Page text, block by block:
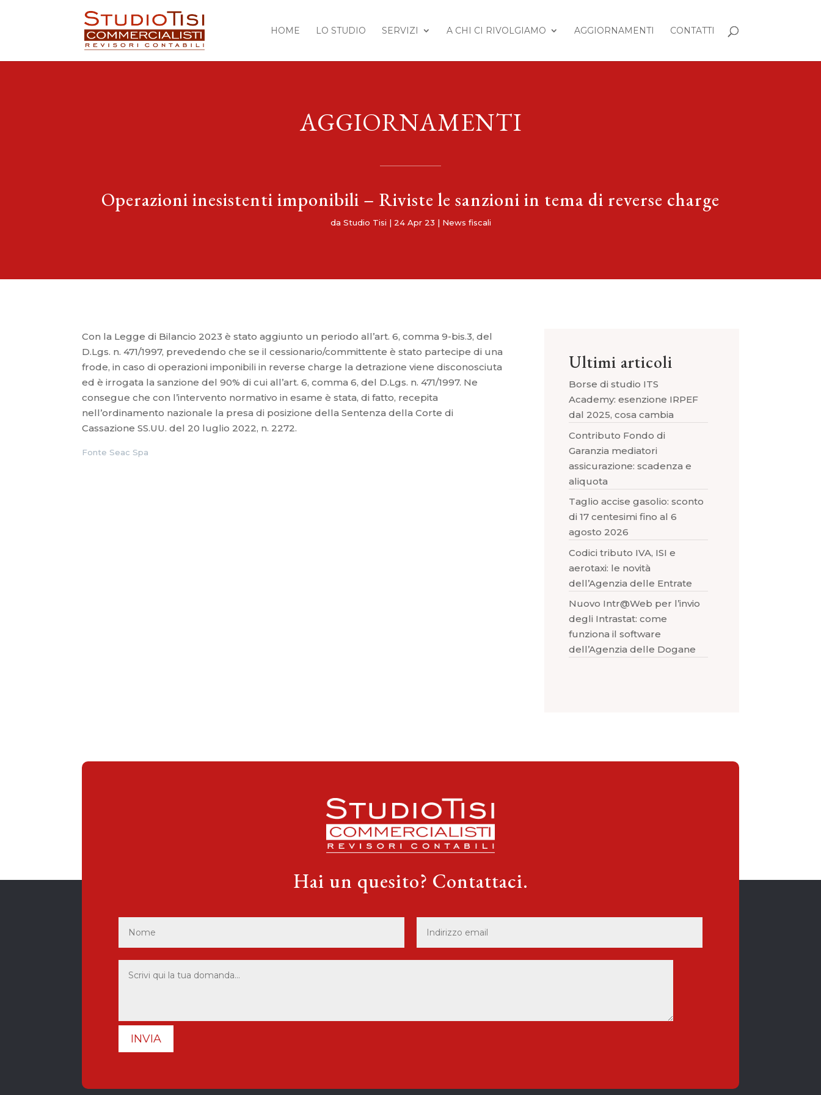
HOME LO STUDIO SERVIZI A CHI CI RIVOLGIAMO AGGIORNAMENTI CONTATTI
AGGIORNAMENTI
Operazioni inesistenti imponibili – Riviste le sanzioni in tema di reverse charge
da Studio Tisi | 24 Apr 23 | News fiscali
Con la Legge di Bilancio 2023 è stato aggiunto un periodo all’art. 6, comma 9-bis.3, del
D.Lgs. n. 471/1997, prevedendo che se il cessionario/committente è stato partecipe di una
frode, in caso di operazioni imponibili in reverse charge la detrazione viene disconosciuta
ed è irrogata la sanzione del 90% di cui all’art. 6, comma 6, del D.Lgs. n. 471/1997. Ne
consegue che con l’intervento normativo in esame è stata, di fatto, recepita
nell’ordinamento nazionale la presa di posizione della Sentenza della Corte di
Cassazione SS.UU. del 20 luglio 2022, n. 2272.
Fonte Seac Spa
Ultimi articoli
Borse di studio ITS
Academy: esenzione IRPEF
dal 2025, cosa cambia
Contributo Fondo di
Garanzia mediatori
assicurazione: scadenza e
aliquota
Taglio accise gasolio: sconto
di 17 centesimi fino al 6
agosto 2026
Codici tributo IVA, ISI e
aerotaxi: le novità
dell’Agenzia delle Entrate
Nuovo Intr@Web per l’invio
degli Intrastat: come
funziona il software
dell’Agenzia delle Dogane
Hai un quesito? Contattaci.
INVIA